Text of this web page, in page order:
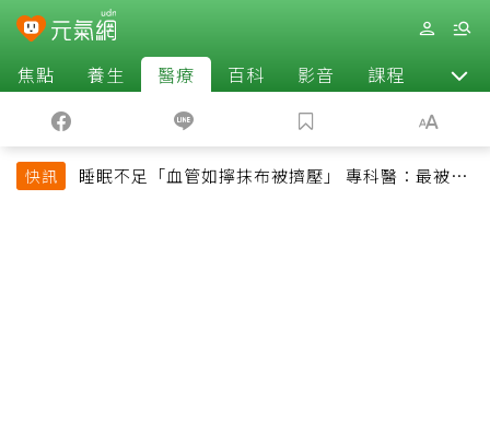
焦點 養生 醫療 百科 影音 課程 退休
快訊
睡眠不足「血管如擰抹布被擠壓」 專科醫：最被忽